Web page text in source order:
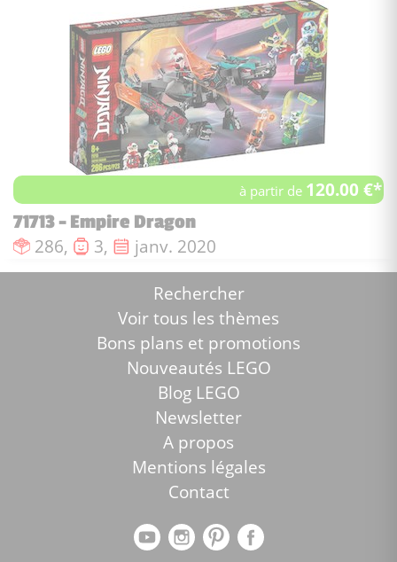
à partir de 120.00 €*
71713 - Empire Dragon
Nombre de pièces :
286, Nombre de figurines :
3, Date de sortie :
janv. 2020
Rechercher
Voir tous les thèmes
Bons plans et promotions
Nouveautés LEGO
Blog LEGO
Newsletter
A propos
Mentions légales
Contact